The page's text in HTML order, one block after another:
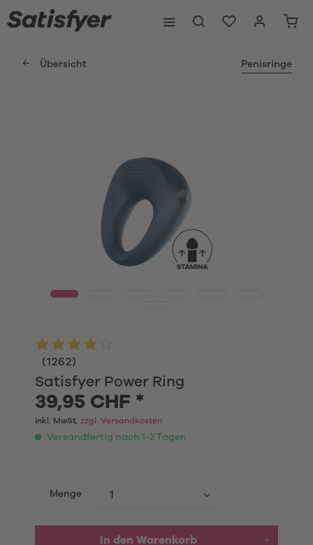
Übersicht Penisringe
Satisfyer Power Ring
(1262)
39,95 CHF *
inkl. MwSt. zzgl. Versandkosten
Versandfertig nach 1-2 Tagen
Menge
In den Warenkorb